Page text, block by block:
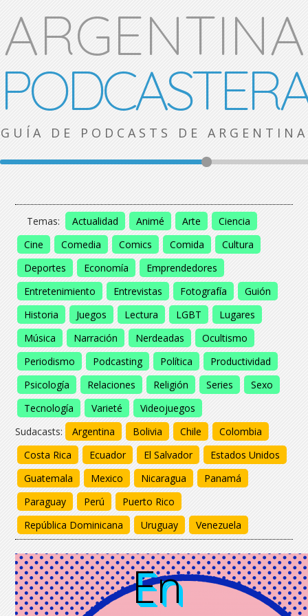
ARGENTINA
GUÍA DE PODCASTS DE ARGENTINA
Temas: Actualidad Animé Arte
Ciencia
Cine
Comedia Comics Comida
Cultura
Deportes
Economía
Emprendedores
Entretenimiento
Entrevistas Fotografía
Guión
Historia
Juegos Lectura LGBT
Lugares
Música
Narración Nerdeadas
Ocultismo
Periodismo
Podcasting Política
Productividad
Psicología
Relaciones Religión Series
Sexo
Tecnología
Varieté
Videojuegos
Sudacasts:
Argentina Bolivia Chile
Colombia
Costa Rica
Ecuador El Salvador
Estados Unidos
Guatemala
Mexico Nicaragua
Panamá
Paraguay
Perú
Puerto Rico
República Dominicana
Uruguay Venezuela
En
En
En
En